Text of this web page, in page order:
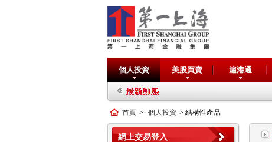
個人投資 美股買賣 滬港通
首頁 > 個人投資 > 結構性產品
網上交易登入